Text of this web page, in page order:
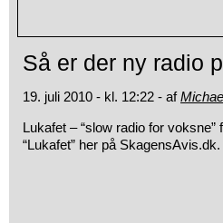
Så er der ny radio
19. juli 2010 - kl. 12:22 - af
Lukafet – “slow radio for
“Lukafet” her på